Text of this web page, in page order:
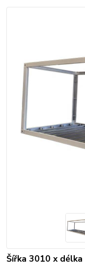
Šířka 3010 x